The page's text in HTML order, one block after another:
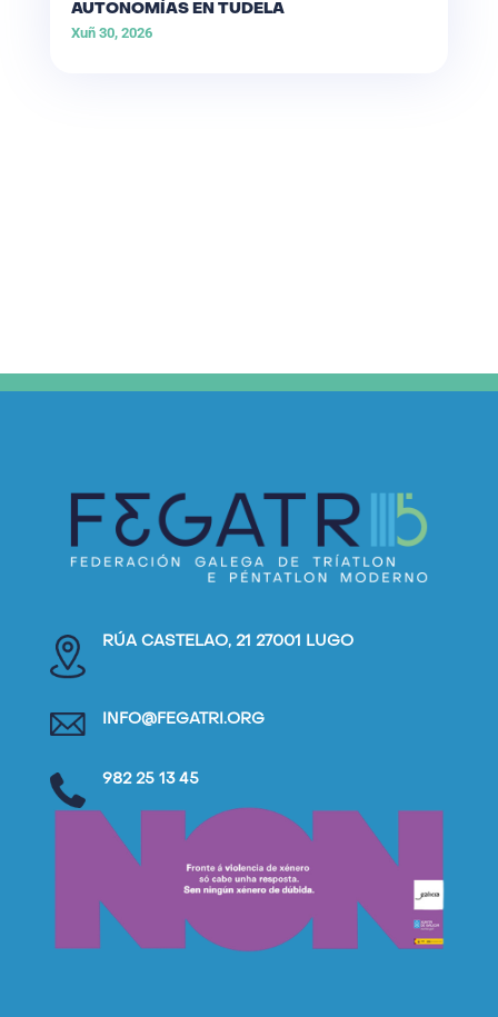
AUTONOMÍAS EN TUDELA
Xuñ 30, 2026
RÚA CASTELAO, 21 27001 LUGO
INFO@FEGATRI.ORG
982 25 13 45